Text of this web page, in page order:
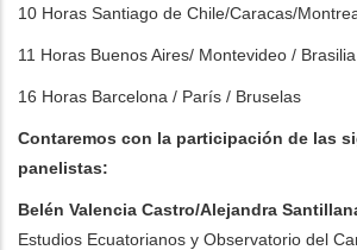
10 Horas Santiago de Chile/Caracas/
11 Horas Buenos Aires/ Montevideo / Brasilia⁣
16 Horas Barcelona / París⁣⁣ / Bruselas
Contaremos con la participación de las
panelistas:
Belén Valencia Castro/Alejandra
Estudios Ecuatorianos y Observatorio del